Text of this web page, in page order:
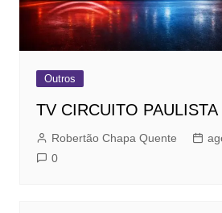
Outros
TV CIRCUITO PAULISTA
Robertão Chapa Quente
0